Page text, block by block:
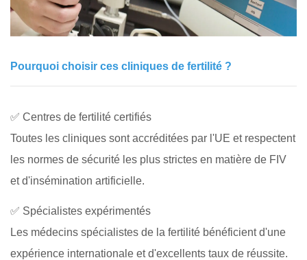
Pourquoi choisir ces cliniques de fertilité ?
✅ Centres de fertilité certifiés
Toutes les cliniques sont accréditées par l'UE et respectent
les normes de sécurité les plus strictes en matière de FIV
et d'insémination artificielle.
✅ Spécialistes expérimentés
Les médecins spécialistes de la fertilité bénéficient d'une
expérience internationale et d'excellents taux de réussite.